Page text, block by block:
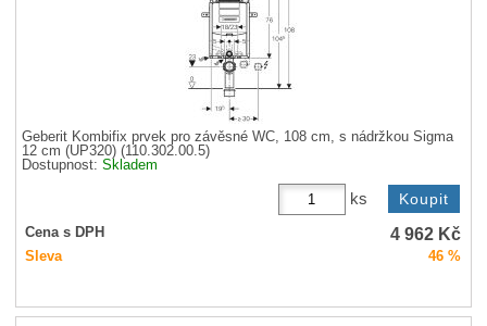
Geberit Kombifix prvek pro závěsné WC, 108 cm, s nádržkou Sigma
12 cm (UP320) (110.302.00.5)
Dostupnost:Skladem
ks
Cena s DPH 4 962 Kč
Sleva 46 %